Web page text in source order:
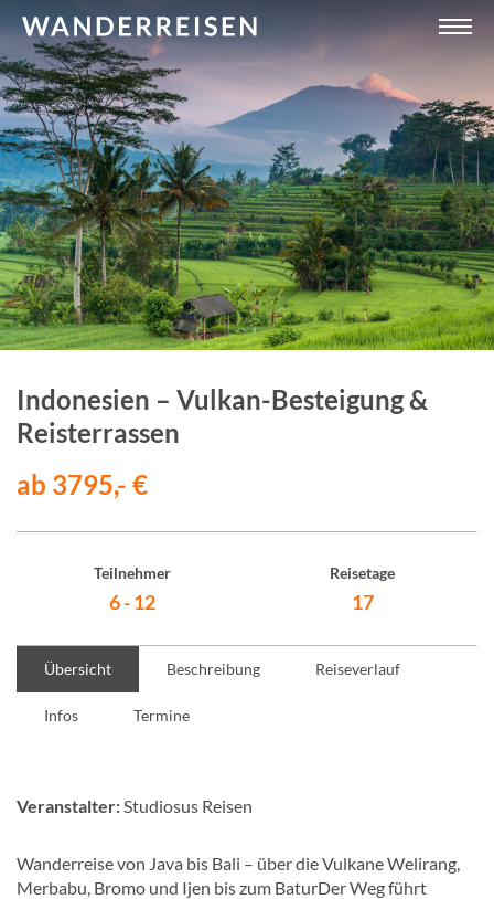
Indonesien – Vulkan-Besteigung &
Reisterrassen
ab 3795,- €
Teilnehmer
6 - 12
Reisetage
17
Übersicht Beschreibung Reiseverlauf
Infos Termine
Veranstalter:Studiosus Reisen
Wanderreise von Java bis Bali – über die Vulkane Welirang,
Merbabu, Bromo und Ijen bis zum BaturDer Weg führt